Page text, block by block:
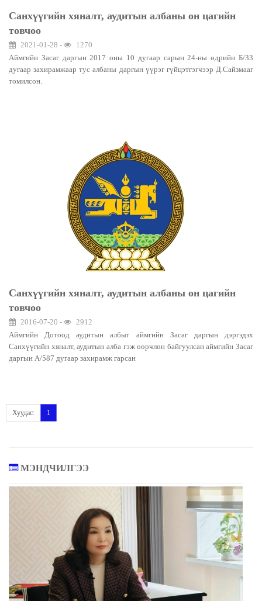
Санхүүгийн хяналт, аудитын албаны он цагийн
товчоо
2021-01-28 -
1270
Аймгийн Засаг даргын 2017 оны 10 дугаар сарын 24-ны өдрийн Б/33
дугаар захирамжаар тус албаны даргын үүрэг гүйцэтгэгчээр Д.Сайзмааг
томилсон.
Санхүүгийн хяналт, аудитын албаны он цагийн
товчоо
2016-07-20 -
2912
Аймгийн Дотоод аудитын албыг аймгийн Засаг даргын дэргэдэх
Санхүүгийн хяналт, аудитын алба гэж өөрчлөн байгуулсан аймгийн Засаг
даргын А/587 дугаар захирамж гарсан
Хуудас: 1
МЭНДЧИЛГЭЭ